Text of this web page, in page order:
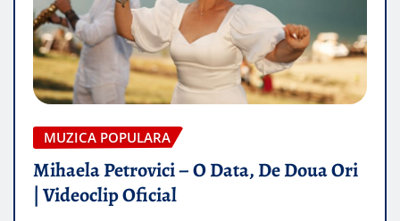
MUZICA POPULARA
Mihaela Petrovici – O Data, De Doua Ori
| Videoclip Oficial